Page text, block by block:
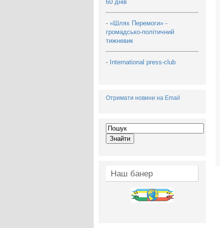
60 днів
- «Шлях Перемоги» -
громадсько-політичний
тижневик
- International press-club
Отримати новини на Email
Наш банер